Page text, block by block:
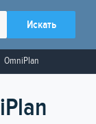
OmniPlan